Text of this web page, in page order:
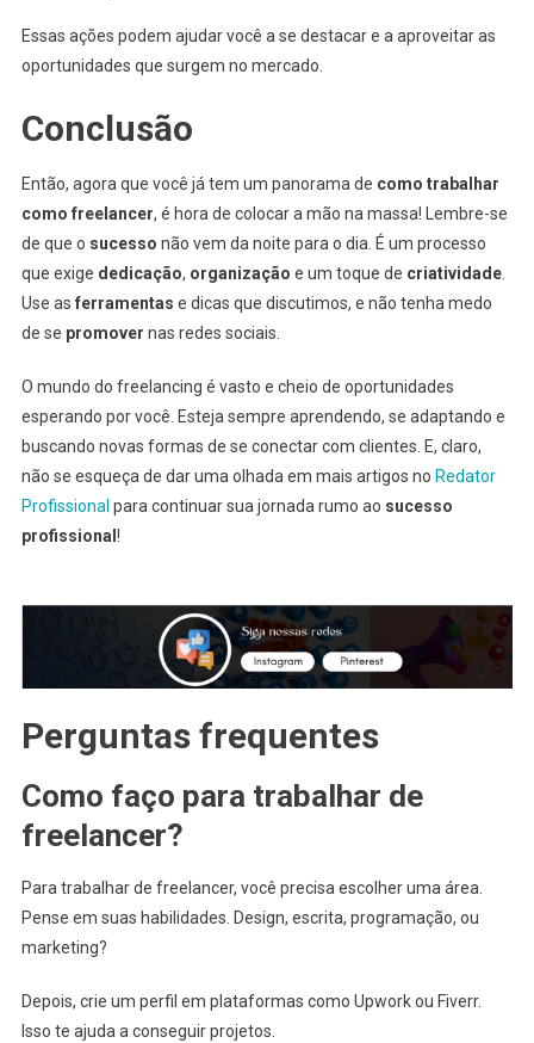
Essas ações podem ajudar você a se destacar e a aproveitar as
oportunidades que surgem no mercado.
Conclusão
Então, agora que você já tem um panorama de como trabalhar
como freelancer, é hora de colocar a mão na massa! Lembre-se
de que o sucesso não vem da noite para o dia. É um processo
que exige dedicação, organização e um toque de criatividade.
Use as ferramentas e dicas que discutimos, e não tenha medo
de se promover nas redes sociais.
O mundo do freelancing é vasto e cheio de oportunidades
esperando por você. Esteja sempre aprendendo, se adaptando e
buscando novas formas de se conectar com clientes. E, claro,
não se esqueça de dar uma olhada em mais artigos no Redator
Profissional para continuar sua jornada rumo ao sucesso
profissional !
Perguntas frequentes
Como faço para trabalhar de
freelancer?
Para trabalhar de freelancer, você precisa escolher uma área.
Pense em suas habilidades. Design, escrita, programação, ou
marketing?
Depois, crie um perfil em plataformas como Upwork ou Fiverr.
Isso te ajuda a conseguir projetos.